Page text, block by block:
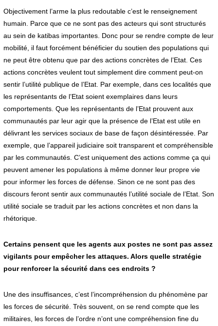
Objectivement l’arme la plus redoutable c’est le renseignement
humain. Parce que ce ne sont pas des acteurs qui sont structurés
au sein de katibas importantes. Donc pour se rendre compte de leur
mobilité, il faut forcément bénéficier du soutien des populations qui
ne peut être obtenu que par des actions concrètes de l’Etat. Ces
actions concrètes veulent tout simplement dire comment peut-on
sentir l’utilité publique de l’Etat. Par exemple, dans ces localités que
les représentants de l’Etat soient exemplaires dans leurs
comportements. Que les représentants de l’Etat prouvent aux
communautés par leur agir que la présence de l’Etat est utile en
délivrant les services sociaux de base de façon désintéressée. Par
exemple, que l’appareil judiciaire soit transparent et compréhensible
par les communautés. C’est uniquement des actions comme ça qui
peuvent amener les populations à même donner leur propre vie
pour informer les forces de défense. Sinon ce ne sont pas des
discours feront sentir aux communautés l’utilité sociale de l’Etat. Son
utilité sociale se traduit par les actions concrètes et non dans la
rhétorique.
Certains pensent que les agents aux postes ne sont pas assez
vigilants pour empêcher les attaques. Alors quelle stratégie
pour renforcer la sécurité dans ces endroits ?
Une des insuffisances, c’est l’incompréhension du phénomène par
les forces de sécurité. Très souvent, on se rend compte que les
militaires, les forces de l’ordre n’ont une compréhension fine du